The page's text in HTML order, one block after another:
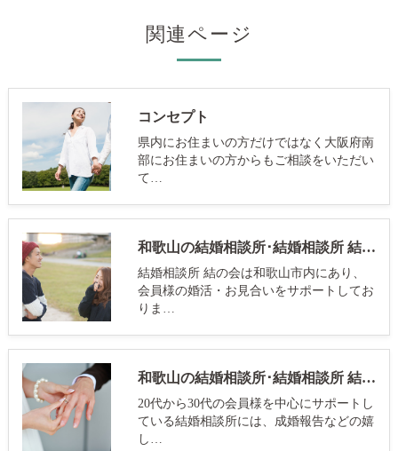
関連ページ
コンセプト
県内にお住まいの方だけではなく大阪府南
部にお住まいの方からもご相談をいただい
て…
和歌山の結婚相談所･結婚相談所 結の会の評判
結婚相談所 結の会は和歌山市内にあり、
会員様の婚活・お見合いをサポートしてお
りま…
和歌山の結婚相談所･結婚相談所 結の会のお客様の声
20代から30代の会員様を中心にサポートし
ている結婚相談所には、成婚報告などの嬉
し…